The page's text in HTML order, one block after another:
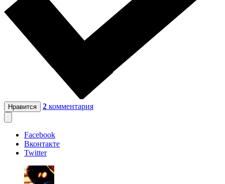
Нравится 2 комментария
Facebook
Вконтакте
Twitter